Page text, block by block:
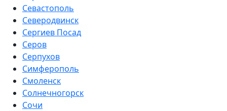
Севастополь
Северодвинск
Сергиев Посад
Серов
Серпухов
Симферополь
Смоленск
Солнечногорск
Сочи